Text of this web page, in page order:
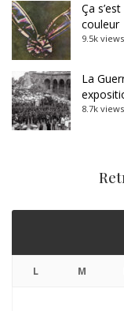
Ça
couleur
9.5k views
La
8.7k views
L M